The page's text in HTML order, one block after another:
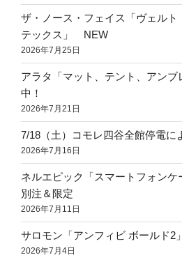
ザ・ノース・フェイス「ヴェルト
テックス」 NEW
2026年7月25日
アラタ「マット、テント、アン
中！
2026年7月21日
7/18（土）コモレ四谷全館停電に
2026年7月16日
ネルエピック「スマートフォンケ
別注＆限定
2026年7月11日
サロモン「アンフィビ ボールド2」
2026年7月4日